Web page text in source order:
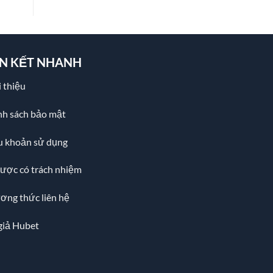
KẾT NHANH
thiệu
sách bảo mật
khoản sử dụng
có trách nhiệm
thức liên hệ
Hubet